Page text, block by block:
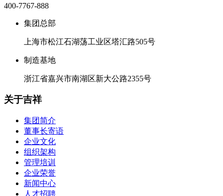
400-7767-888
集团总部
上海市松江石湖荡工业区塔汇路505号
制造基地
浙江省嘉兴市南湖区新大公路2355号
关于吉祥
集团简介
董事长寄语
企业文化
组织架构
管理培训
企业荣誉
新闻中心
人才招聘